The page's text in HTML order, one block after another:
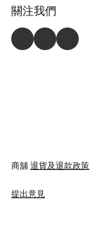
關注我們
商舖 退貨及退款政策
提出意見